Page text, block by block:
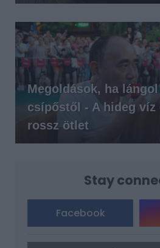
Megoldások, ha
csípőstől - A hideg víz
rossz ötlet
Stay
Facebook